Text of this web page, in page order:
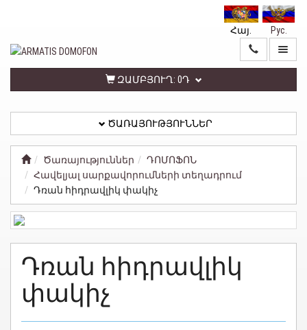
Հայ. Рус.
ԶԱՄԲՅՈՒՂ: 0Դ
ԳԼԽԱՎՈՐ
ԾԱՌԱՅՈՒԹՅՈՒՆՆԵՐ
ԱՆՁՆԱԿԱՆ
ԳՐԱՍԵՆՅԱԿ
ՀԵՏԱԴԱՐՁ
ՏԵՂԵԿԱՏՎՈՒԹՅՈՒՆ
ԳԱՂՏՆԻՈՒԹՅԱՆ
ՔԱՂԱՔԱԿԱՆՈՒԹՅՈՒՆ
ԾԱՌԱՅՈՒԹՅՈՒՆՆԵՐ
Ծառայություններ
ԴՈՄՈՖՈՆ
Հավելյալ սարքավորումների տեղադրում
Դռան հիդրավլիկ փակիչ
Դռան հիդրավլիկ
փակիչ